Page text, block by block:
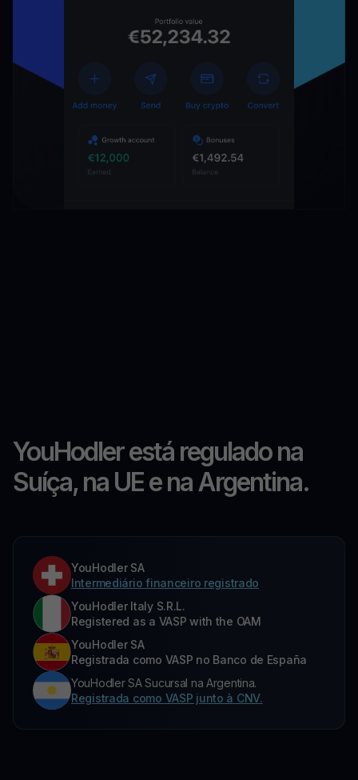
YouHodler está regulado na
Suíça, na UE e na Argentina.
YouHodler SA
Intermediário financeiro registrado
YouHodler Italy S.R.L.
Registered as a VASP with the OAM
YouHodler SA
Registrada como VASP no Banco de España
YouHodler SA Sucursal na Argentina.
Registrada como VASP junto à CNV.